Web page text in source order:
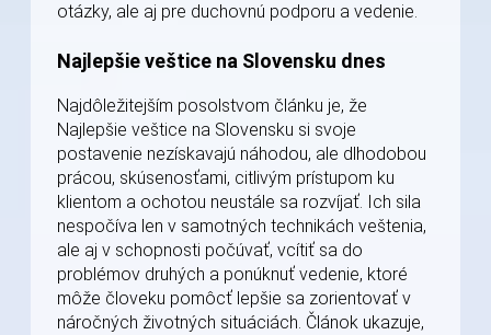
otázky, ale aj pre duchovnú podporu a vedenie.
Najlepšie veštice na Slovensku dnes
Najdôležitejším posolstvom článku je, že
Najlepšie veštice na Slovensku si svoje
postavenie nezískavajú náhodou, ale dlhodobou
prácou, skúsenosťami, citlivým prístupom ku
klientom a ochotou neustále sa rozvíjať. Ich sila
nespočíva len v samotných technikách veštenia,
ale aj v schopnosti počúvať, vcítiť sa do
problémov druhých a ponúknuť vedenie, ktoré
môže človeku pomôcť lepšie sa zorientovať v
náročných životných situáciách. Článok ukazuje,